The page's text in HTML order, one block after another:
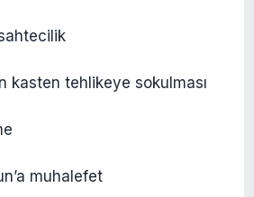
kasten tehlikeye sokulması
muhalefet